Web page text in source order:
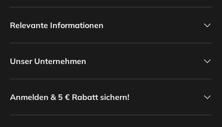
Relevante Informationen
Unser Unternehmen
Anmelden & 5 € Rabatt sichern!